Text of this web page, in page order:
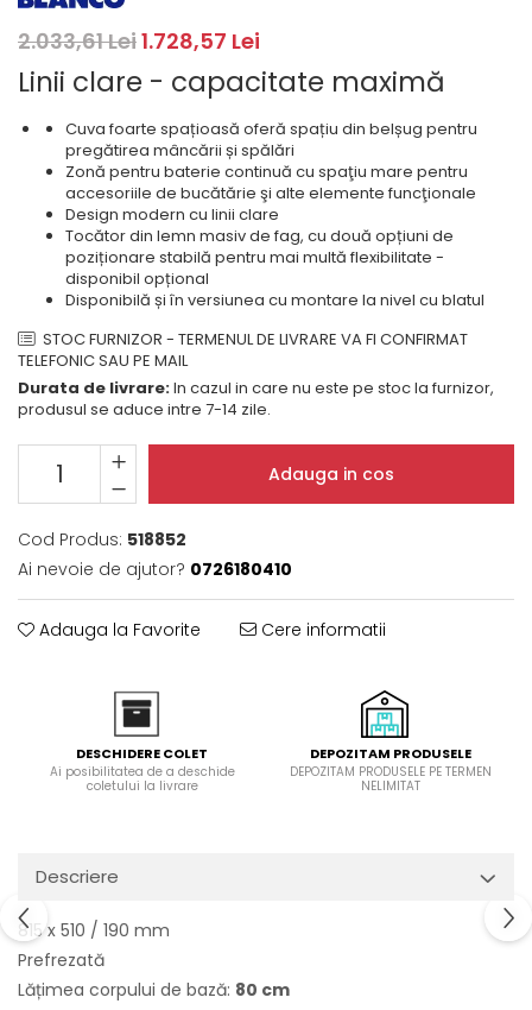
minibaruri incorporabile
Cuptoare
Cuptoare
Cuptoare cu microunde
Hote
Cu montare pe perete
Hote cu montare in blat
Hote cu montare pe colt
Hote rustice
Hote tip insula
Incorporate
Integrate in tavan
Masini de spalat vase
Complet incorporabile
Partial incorporabile
Plite cu hota integrata
Masini de spalat rufe cu uscator
Masini de spalat rufe slim
Uscatoare de rufe
Vitrine frigorifice si minibaruri
Pachete chiuvete si baterii
2.033,61 Lei1.728,57 Lei
Linii clare - capacitate maximă
Cuva foarte spațioasă oferă spațiu din belșug pentru
pregătirea mâncării și spălări
Zonă pentru baterie continuă cu spaţiu mare pentru
accesoriile de bucătărie şi alte elemente funcţionale
Design modern cu linii clare
Tocător din lemn masiv de fag, cu două opțiuni de
poziționare stabilă pentru mai multă flexibilitate -
disponibil opțional
Disponibilă și în versiunea cu montare la nivel cu blatul
STOC FURNIZOR - TERMENUL DE LIVRARE VA FI CONFIRMAT
TELEFONIC SAU PE MAIL
Durata de livrare:In cazul in care nu este pe stoc la furnizor,
produsul se aduce intre 7-14 zile.
Adauga in cos
Cod Produs: 518852
Ai nevoie de ajutor? 0726180410
Adauga la Favorite Cere informatii
DESCHIDERE COLET
Ai posibilitatea de a deschide
coletului la livrare
DEPOZITAM PRODUSELE
DEPOZITAM PRODUSELE PE TERMEN
NELIMITAT
Descriere
815 x 510 / 190 mm
Prefrezată
Lățimea corpului de bază: 80 cm